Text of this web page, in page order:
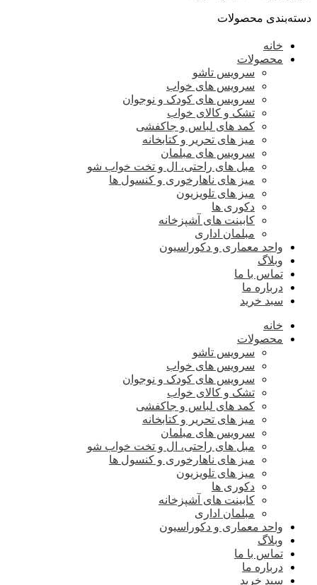
دسته‌بندی محصولات
خانه
محصولات
سرویس تاشو
سرویس های خواب
سرویس های کودک و نوجوان
تشک و کالای خواب
کمد های لباس و جاکفشی
میز های تحریر و کتابخانه
سرویس های مبلمان
مبل های راحتی، ال و تخت خواب شو
میز های ناهارخوری و کنسول ها
میز های تلویزیون
دکوری ها
کابینت های آشپزخانه
مبلمان اداری
واحد معماری و دکوراسیون
وبلاگ
تماس با ما
درباره ما
سبد خرید
خانه
محصولات
سرویس تاشو
سرویس های خواب
سرویس های کودک و نوجوان
تشک و کالای خواب
کمد های لباس و جاکفشی
میز های تحریر و کتابخانه
سرویس های مبلمان
مبل های راحتی، ال و تخت خواب شو
میز های ناهارخوری و کنسول ها
میز های تلویزیون
دکوری ها
کابینت های آشپزخانه
مبلمان اداری
واحد معماری و دکوراسیون
وبلاگ
تماس با ما
درباره ما
سبد خرید